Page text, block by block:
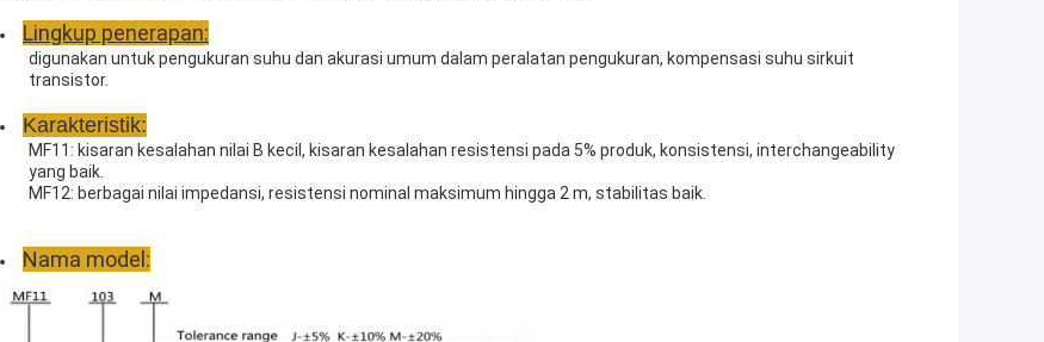
Lingkup penerapan:
digunakan untuk pengukuran suhu dan akurasi umum dalam peralatan pengukuran, kompensasi suhu sirkuit
transistor.
Karakteristik:
MF11: kisaran kesalahan nilai B kecil, kisaran kesalahan resistensi pada 5% produk, konsistensi, interchangeability
yang baik.
MF12: berbagai nilai impedansi, resistensi nominal maksimum hingga 2 m, stabilitas baik.
Nama model: